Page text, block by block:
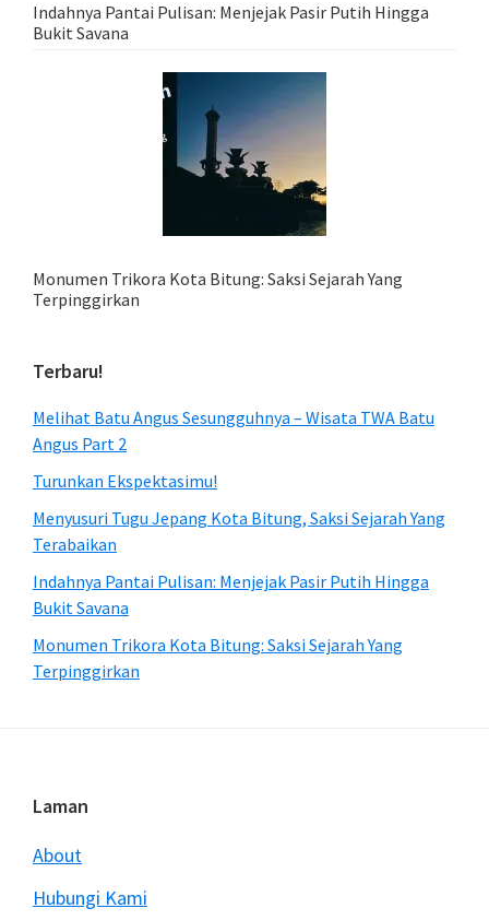
Indahnya Pantai Pulisan: Menjejak Pasir Putih Hingga
Bukit Savana
Monumen Trikora Kota Bitung: Saksi Sejarah Yang
Terpinggirkan
Terbaru!
Melihat Batu Angus Sesungguhnya – Wisata TWA Batu
Angus Part 2
Turunkan Ekspektasimu!
Menyusuri Tugu Jepang Kota Bitung, Saksi Sejarah Yang
Terabaikan
Indahnya Pantai Pulisan: Menjejak Pasir Putih Hingga
Bukit Savana
Monumen Trikora Kota Bitung: Saksi Sejarah Yang
Terpinggirkan
Footer
Laman
About
Hubungi Kami